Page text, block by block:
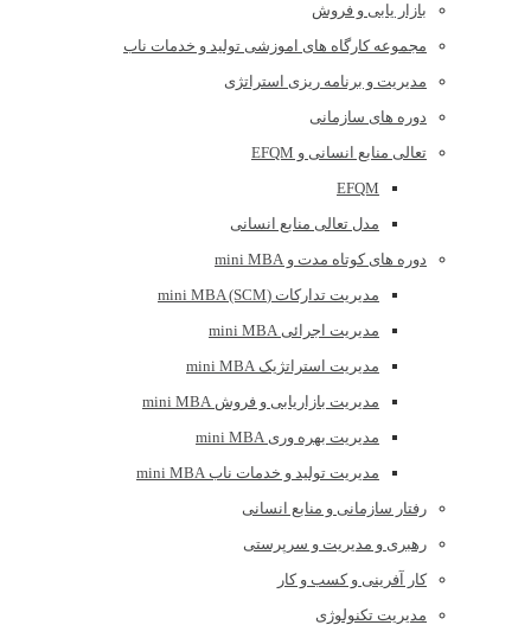
بازار یابی و فروش
مجموعه کارگاه های اموزشی تولید و خدمات ناب
مدیریت و برنامه ریزی استراتژی
دوره های سازمانی
تعالی منابع انسانی و EFQM
EFQM
مدل تعالی منابع انسانی
دوره های کوتاه مدت و mini MBA
مدیریت تدارکات (mini MBA (SCM
مدیریت اجرائی mini MBA
مدیریت استراتژیک mini MBA
مدیریت بازاریابی و فروش mini MBA
مدیریت بهره وری mini MBA
مدیریت تولید و خدمات ناب mini MBA
رفتار سازمانی و منابع انسانی
رهبری و مدیریت و سرپرستی
کار آفرینی و کسب و کار
مدیریت تکنولوژی